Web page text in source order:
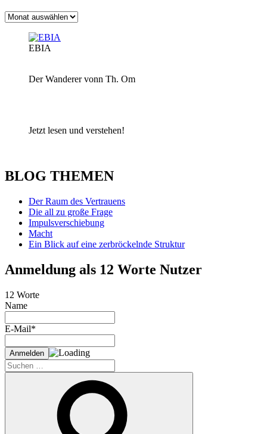
Archiv
EBIA
Der Wanderer vonn Th. Om
Jetzt lesen und verstehen!
BLOG THEMEN
Der Raum des Vertrauens
Die all zu große Frage
Impulsverschiebung
Macht
Ein Blick auf eine zerbröckelnde Struktur
Anmeldung als 12 Worte Nutzer
12 Worte
Name
E-Mail*
Suche
nach: